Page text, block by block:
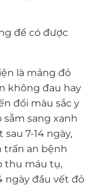
để có được
là mảng đỏ
không đau hay
đổi màu sắc y
sang xanh
7-14 ngày,
trấn an bệnh
thu máu tụ,
ngày đầu vết đỏ